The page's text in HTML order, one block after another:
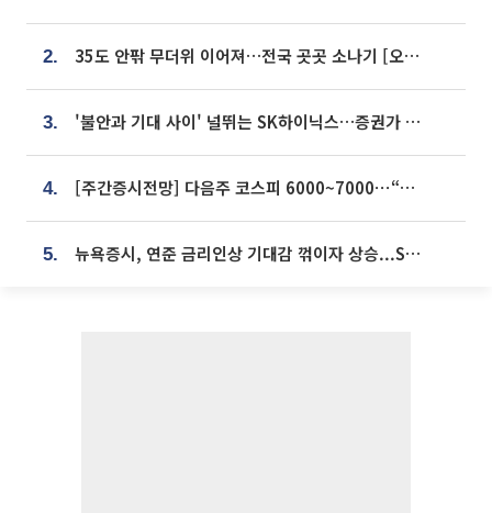
2. 35도 안팎 무더위 이어져…전국 곳곳 소나기 [오늘 날씨]
3. '불안과 기대 사이' 널뛰는 SK하이닉스…증권가 "HBM4·LTA 기반 펀터멘털 견고"
4. [주간증시전망] 다음주 코스피 6000~7000⋯“外人 수급은 정책이 변수”
5. 뉴욕증시, 연준 금리인상 기대감 꺾이자 상승...S&P500 사상 최고치 [종합]